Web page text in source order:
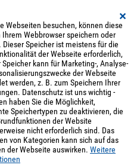
abgeben
Webseiten besuchen, können diese
Ihrem Webbrowser speichern oder
Dieser Speicher ist meistens für die
der Webseite erforderlich,
Speicher kann für Marketing-, Analyse-
der Webseite
werden, z. B. zum Speichern Ihrer
Datenschutz ist uns wichtig -
haben Sie die Möglichkeit,
Speichertypen zu deaktivieren, die
der Website
nicht erforderlich sind. Das
von Kategorien kann sich auf das
der Webseite auswirken. Weitere